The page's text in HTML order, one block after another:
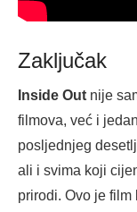
Zaključak
Inside Out nije
filmova, već i
posljednjeg
ali i svima koji
prirodi. Ovo je